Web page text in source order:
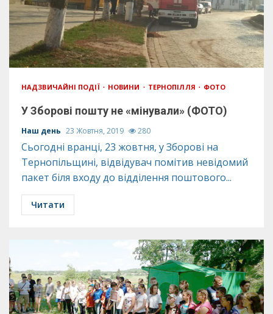
НАДЗВИЧАЙНІ ПОДІЇ НОВИНИ ТЕРНОПІЛЛЯ ФОТО
У Зборові пошту не «мінували» (ФОТО)
Наш день 23 Жовтня, 2019 280
Сьогодні вранці, 23 жовтня, у Зборові на
Тернопільщині, відвідувач помітив невідомий
пакет біля входу до відділення поштового...
Читати